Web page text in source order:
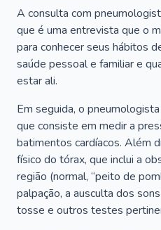
A consulta com
que é uma entrevista que o
para conhecer seus hábitos
saúde pessoal e familiar e
estar ali.
Em seguida, o
que consiste em medir a
batimentos cardíacos. Além
físico do tórax, que inclui a
região (normal, “peito de
palpação, a ausculta dos
tosse e outros testes